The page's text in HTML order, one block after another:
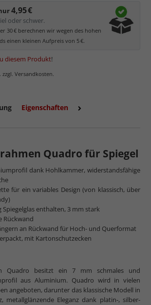
4,95 €
oder schwer.
30 € berechnen wir wegen des hohen
einen kleinen Aufpreis von 5 €.
diesem Produkt!
Versandkosten.
Eigenschaften
Quadro für Spiegel
dank Hohlkammer, widerstandsfähige
für ein variables Design (von klassisch, über
Spiegelglas enthalten, 3 mm stark
Rückwand
an Rückwand für Hoch- und Querformat
mit Kartonschutzecken
Quadro besitzt ein 7 mm schmales und
aus Aluminium. Quadro wird in vielen
angeboten, darunter das klassische Modell in
metallglänzende Eleganz dank platin-, silber-